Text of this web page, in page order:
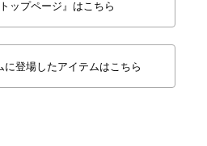
ップページ』はこちら
に登場したアイテムはこちら